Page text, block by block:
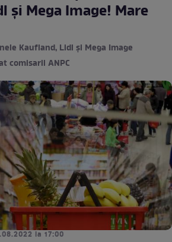
și Mega Image! Mare
Kaufland, Lidl și Mega Image
comisarii ANPC
la 17:00